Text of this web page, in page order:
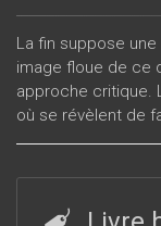
La fin suppose
image floue de ce
approche critique.
où se révèlent de
de l'auteur, les
les différents